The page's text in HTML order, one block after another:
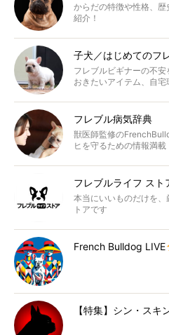
からだの特徴や性格、
紹介！
子犬／はじめてのフ
フレブルビギナーの不
おきたいアイテム、自
フレブル病気辞典
獣医師監修の
ヒを守るための情報満載
フレブルライフ スト
本当にいいものだけを
トアです
French Bulldog LIVE
【特集】シン・スキ